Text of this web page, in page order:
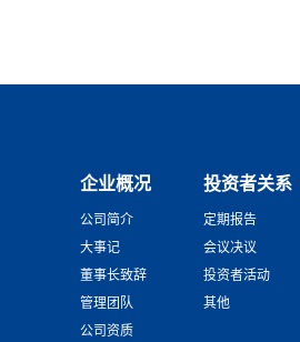
企业概况
公司简介
大事记
董事长致辞
管理团队
公司资质
投资者关系
定期报告
会议决议
投资者活动
其他